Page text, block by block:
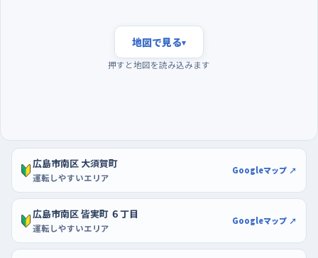
なります。ひとりで練習するなら、その波が来る前の早朝か、昼を
過ぎて落ち着いた時間を選ぶと、後ろから急かされる心配が減り
感覚をつかんでから、混んだ場所に挑戦してください。
地図で見る▾
押すと地図を読み込みます
広島市南区 大須賀町
運転しやすいエリア
Googleマップ ↗
広島市南区 皆実町 ６丁目
運転しやすいエリア
Googleマップ ↗